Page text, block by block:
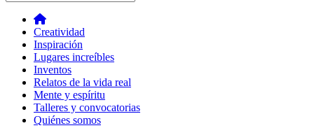
Creatividad
Inspiración
Lugares increíbles
Inventos
Relatos de la vida real
Mente y espíritu
Talleres y convocatorias
Quiénes somos